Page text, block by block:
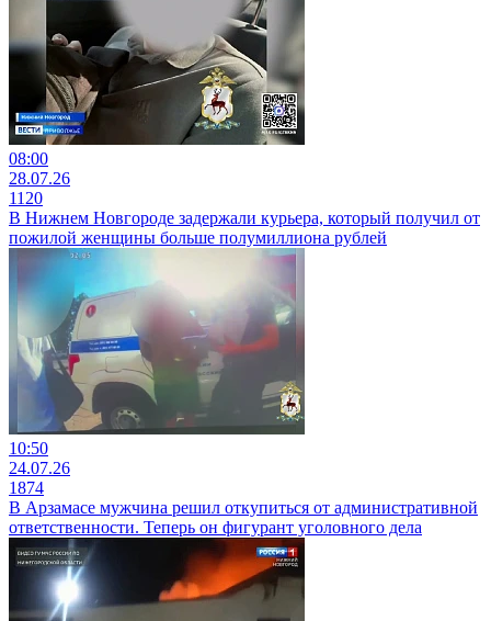
08:00
28.07.26
1120
В Нижнем Новгороде задержали курьера, который получил от
пожилой женщины больше полумиллиона рублей
10:50
24.07.26
1874
В Арзамасе мужчина решил откупиться от административной
ответственности. Теперь он фигурант уголовного дела